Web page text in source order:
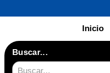
Inicio
Buscar...